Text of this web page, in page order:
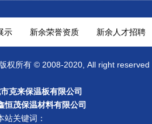
示 新余荣誉资质 新余人才招聘
版权所有 © 2008-2020, All right
克来保温板有限公司
恒茂保温材料有限公司
站关键词：